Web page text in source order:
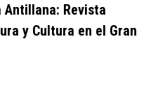
Revista
y Cultura en el Gran